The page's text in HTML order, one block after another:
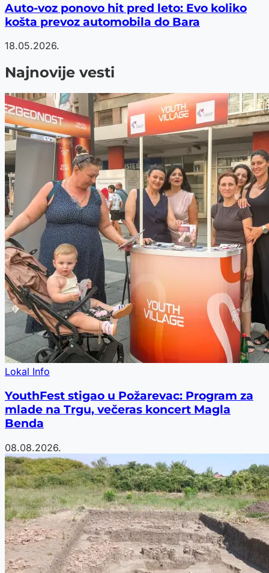
Auto-voz ponovo hit pred leto: Evo koliko
košta prevoz automobila do Bara
18.05.2026.
Najnovije vesti
Lokal Info
YouthFest stigao u Požarevac: Program za
mlade na Trgu, večeras koncert Magla
Benda
08.08.2026.